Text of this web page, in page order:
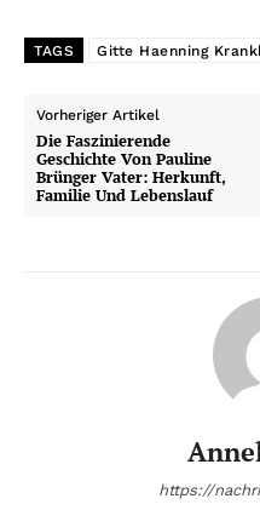
TAGS Gitte Haenning
Vorheriger Artikel
Die Faszinierende
Geschichte Von Pauline
Brünger Vater: Herkunft,
Familie Und Lebenslauf
https://